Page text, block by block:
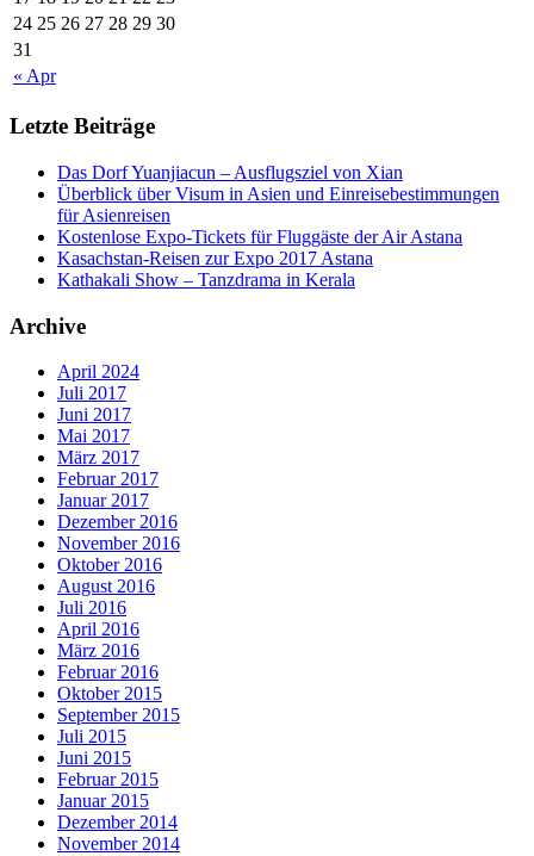
« Apr
24 25 26 27 28 29 30
31
Letzte Beiträge
Das Dorf Yuanjiacun – Ausflugsziel von Xian
Überblick über Visum in Asien und Einreisebestimmungen
für Asienreisen
Kostenlose Expo-Tickets für Fluggäste der Air Astana
Kasachstan-Reisen zur Expo 2017 Astana
Kathakali Show – Tanzdrama in Kerala
Archive
April 2024
Juli 2017
Juni 2017
Mai 2017
März 2017
Februar 2017
Januar 2017
Dezember 2016
November 2016
Oktober 2016
August 2016
Juli 2016
April 2016
März 2016
Februar 2016
Oktober 2015
September 2015
Juli 2015
Juni 2015
Februar 2015
Januar 2015
Dezember 2014
November 2014